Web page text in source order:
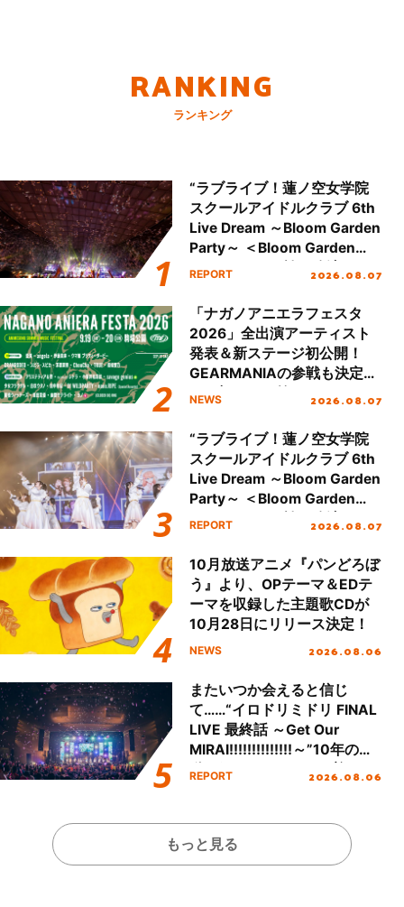
RANKING
ランキング
“ラブライブ！蓮ノ空女学院
スクールアイドルクラブ 6th
Live Dream ～Bloom Garden
Party～ ＜Bloom Garden
Party Stage／埼玉公演＞”
REPORT 2026.08.07
「ナガノアニエラフェスタ
2026」全出演アーティスト
発表＆新ステージ初公開！
GEARMANIAの参戦も決定
し、初となる第3ステージの
NEWS 2026.08.07
“ラブライブ！蓮ノ空女学院
スクールアイドルクラブ 6th
Live Dream ～Bloom Garden
Party～ ＜Bloom Garden
Party Stage／埼玉公演＞”
REPORT 2026.08.07
10月放送アニメ『パンどろぼ
う』より、OPテーマ＆EDテ
ーマを収録した主題歌CDが
10月28日にリリース決定！
NEWS 2026.08.06
またいつか会えると信じ
て……“イロドリミドリ FINAL
LIVE 最終話 ～Get Our
MIRAI!!!!!!!!!!!!!!～”10年の活
動を経てファイナルを迎える
REPORT 2026.08.06
もっと見る